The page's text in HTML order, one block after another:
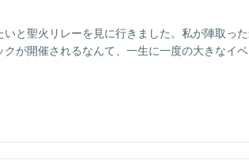
と聖火リレーを見に行きました。私が陣取っ
が開催されるなんて、一生に一度の大きなイ